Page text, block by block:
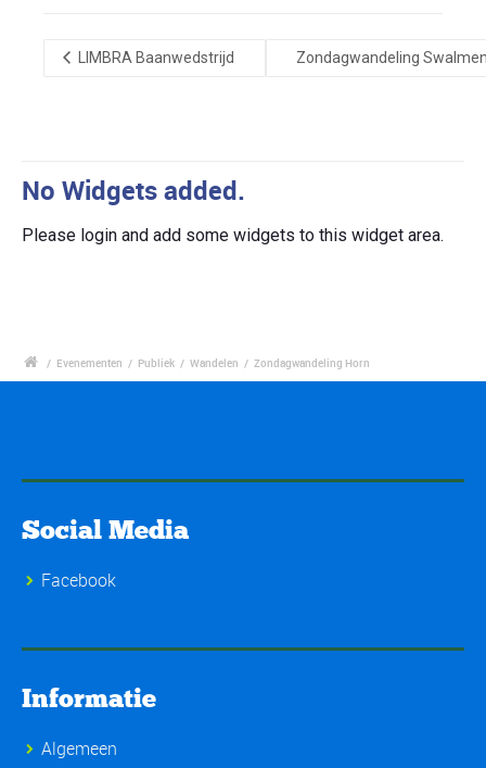
LIMBRA Baanwedstrijd Zondagwandeling
No Widgets added.
Please login and add some widgets to this widget area.
/ Evenementen / Publiek / Wandelen / Zondagwandeling Horn
Social Media
Facebook
Informatie
Algemeen